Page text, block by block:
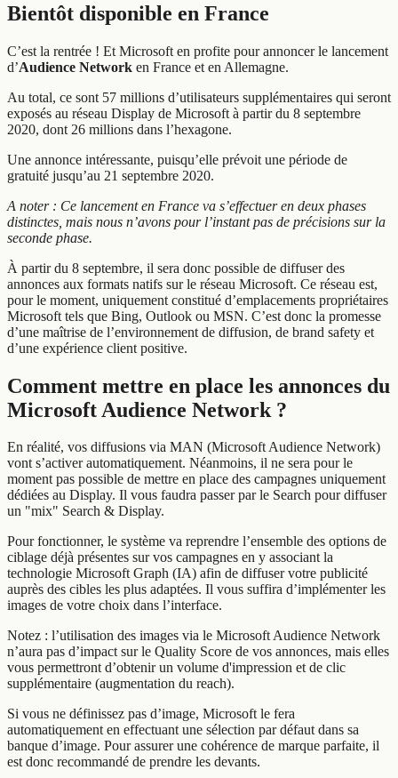
Bientôt disponible en France
C’est la rentrée ! Et Microsoft en profite pour annoncer le lancement
d’Audience Network en France et en Allemagne.
Au total, ce sont 57 millions d’utilisateurs supplémentaires qui seront
exposés au réseau Display de Microsoft à partir du 8 septembre
2020, dont 26 millions dans l’hexagone.
Une annonce intéressante, puisqu’elle prévoit une période de
gratuité jusqu’au 21 septembre 2020.
A noter : Ce lancement en France va s’effectuer en deux phases
distinctes, mais nous n’avons pour l’instant pas de précisions sur la
seconde phase.
À partir du 8 septembre, il sera donc possible de diffuser des
annonces aux formats natifs sur le réseau Microsoft. Ce réseau est,
pour le moment, uniquement constitué d’emplacements propriétaires
Microsoft tels que Bing, Outlook ou MSN. C’est donc la promesse
d’une maîtrise de l’environnement de diffusion, de brand safety et
d’une expérience client positive.
Comment mettre en place les annonces du
Microsoft Audience Network ?
En réalité, vos diffusions via MAN (Microsoft Audience Network)
vont s’activer automatiquement. Néanmoins, il ne sera pour le
moment pas possible de mettre en place des campagnes uniquement
dédiées au Display. Il vous faudra passer par le Search pour diffuser
un "mix" Search & Display.
Pour fonctionner, le système va reprendre l’ensemble des options de
ciblage déjà présentes sur vos campagnes en y associant la
technologie Microsoft Graph (IA) afin de diffuser votre publicité
auprès des cibles les plus adaptées. Il vous suffira d’implémenter les
images de votre choix dans l’interface.
Notez : l’utilisation des images via le Microsoft Audience Network
n’aura pas d’impact sur le Quality Score de vos annonces, mais elles
vous permettront d’obtenir un volume d'impression et de clic
supplémentaire (augmentation du reach).
Si vous ne définissez pas d’image, Microsoft le fera
automatiquement en effectuant une sélection par défaut dans sa
banque d’image. Pour assurer une cohérence de marque parfaite, il
est donc recommandé de prendre les devants.